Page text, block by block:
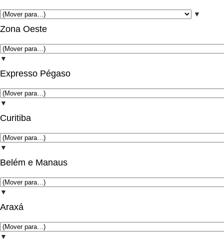
▼
Zona Oeste
▼
Expresso Pégaso
▼
Curitiba
▼
Belém e Manaus
▼
Araxá
▼